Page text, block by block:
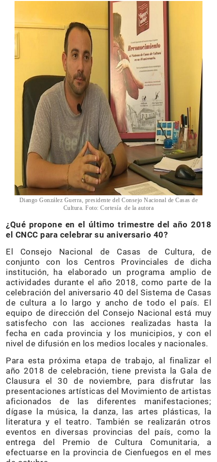
Diango González Guerra, presidente del Consejo Nacional de Casas de
Cultura. Foto: Cortesía de la autora
¿Qué propone en el último trimestre del año 2018
el CNCC para celebrar su aniversario 40?
El Consejo Nacional de Casas de Cultura, de
conjunto con los Centros Provinciales de dicha
institución, ha elaborado un programa amplio de
actividades durante el año 2018, como parte de la
celebración del aniversario 40 del Sistema de Casas
de cultura a lo largo y ancho de todo el país. El
equipo de dirección del Consejo Nacional está muy
satisfecho con las acciones realizadas hasta la
fecha en cada provincia y los municipios, y con el
nivel de difusión en los medios locales y nacionales.
Para esta próxima etapa de trabajo, al finalizar el
año 2018 de celebración, tiene prevista la Gala de
Clausura el 30 de noviembre, para disfrutar las
presentaciones artísticas del Movimiento de artistas
aficionados de las diferentes manifestaciones;
dígase la música, la danza, las artes plásticas, la
literatura y el teatro. También se realizarán otros
eventos en diversas provincias del país, como la
entrega del Premio de Cultura Comunitaria, a
efectuarse en la provincia de Cienfuegos en el mes